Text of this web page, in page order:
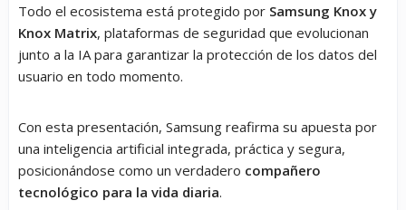
Todo el ecosistema está protegido por Samsung Knox y
Knox Matrix, plataformas de seguridad que evolucionan
junto a la IA para garantizar la protección de los datos del
usuario en todo momento.
Con esta presentación, Samsung reafirma su apuesta por
una inteligencia artificial integrada, práctica y segura,
posicionándose como un verdadero compañero
tecnológico para la vida diaria.